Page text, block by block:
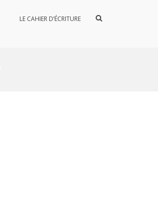
LE CAHIER D’ÉCRITURE
Afficher